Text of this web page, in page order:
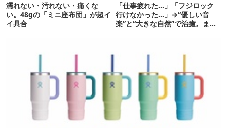
濡れない・汚れない・痛くな
い。48gの「ミニ座布団」が超イ
イ具合
「仕事疲れた…」「フジロック
行けなかった…」→“優しい音
楽”と“大きな自然”で治癒。まだ